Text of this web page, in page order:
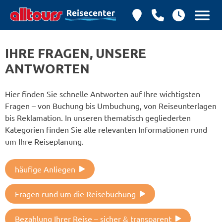
IHRE FRAGEN, UNSERE
ANTWORTEN
Hier finden Sie schnelle Antworten auf Ihre wichtigsten
Fragen – von Buchung bis Umbuchung, von Reiseunterlagen
bis Reklamation. In unseren thematisch gegliederten
Kategorien finden Sie alle relevanten Informationen rund
um Ihre Reiseplanung.
häufige Anliegen
Fragen rund um die Reisebuchung
Bezahlung Ihrer Reise – sicher & transparent